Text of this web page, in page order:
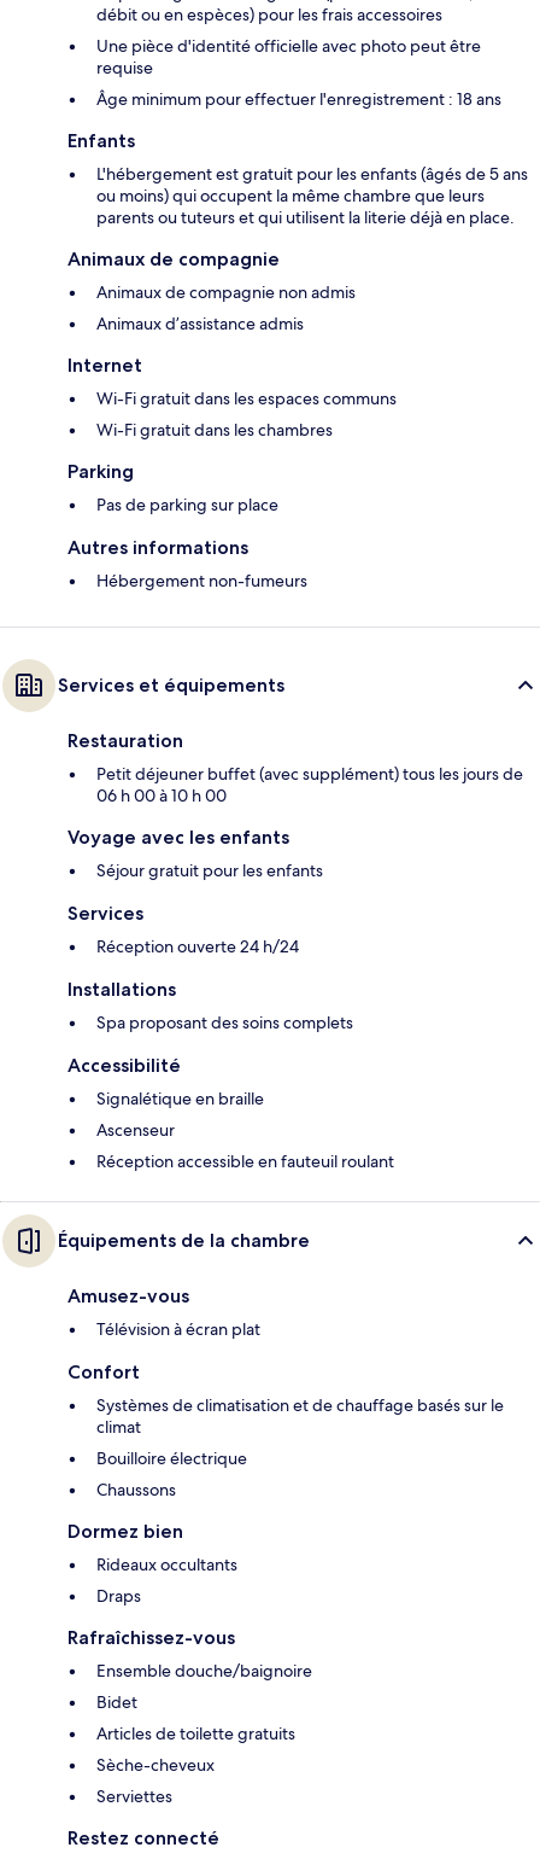
débit ou en espèces) pour les frais accessoires
Une pièce d'identité officielle avec photo peut être
requise
Âge minimum pour effectuer l'enregistrement : 18 ans
Enfants
L'hébergement est gratuit pour les enfants (âgés de 5 ans
ou moins) qui occupent la même chambre que leurs
parents ou tuteurs et qui utilisent la literie déjà en place.
Animaux de compagnie
Animaux de compagnie non admis
Animaux d’assistance admis
Internet
Wi-Fi gratuit dans les espaces communs
Wi-Fi gratuit dans les chambres
Parking
Pas de parking sur place
Autres informations
Hébergement non-fumeurs
Services et équipements
Restauration
Petit déjeuner buffet (avec supplément) tous les jours de
06 h 00 à 10 h 00
Voyage avec les enfants
Séjour gratuit pour les enfants
Services
Réception ouverte 24 h/24
Installations
Spa proposant des soins complets
Accessibilité
Signalétique en braille
Ascenseur
Réception accessible en fauteuil roulant
Équipements de la chambre
Amusez-vous
Télévision à écran plat
Confort
Systèmes de climatisation et de chauffage basés sur le
climat
Bouilloire électrique
Chaussons
Dormez bien
Rideaux occultants
Draps
Rafraîchissez-vous
Ensemble douche/baignoire
Bidet
Articles de toilette gratuits
Sèche-cheveux
Serviettes
Restez connecté